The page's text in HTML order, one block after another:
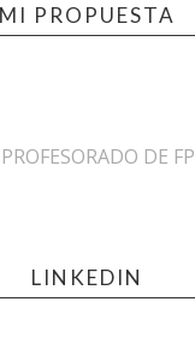
MI PROPUESTA
DE FP
LINKEDIN